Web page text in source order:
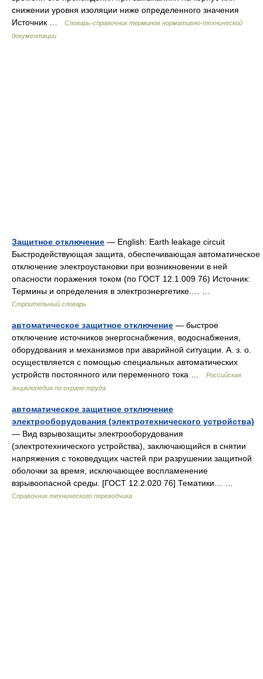
снижении уровня изоляции ниже определенного значения
Источник …
Словарь-справочник терминов нормативно-технической
документации
Защитное отключение — English: Earth leakage circuit
Быстродействующая защита, обеспечивающая автоматическое
отключение электроустановки при возникновении в ней
опасности поражения током (по ГОСТ 12.1.009 76) Источник:
Термины и определения в электроэнергетике.… …
Строительный словарь
автоматическое защитное отключение — быстрое
отключение источников энергоснабжения, водоснабжения,
оборудования и механизмов при аварийной ситуации. А. з. о.
осуществляется с помощью специальных автоматических
устройств постоянного или переменного тока …
Российская
энциклопедия по охране труда
автоматическое защитное отключение
электрооборудования (электротехнического устройства)
— Вид взрывозащиты электрооборудования
(электротехнического устройства), заключающийся в снятии
напряжения с токоведущих частей при разрушении защитной
оболочки за время, исключающее воспламенение
взрывоопасной среды. [ГОСТ 12.2.020 76] Тематики… …
Справочник технического переводчика